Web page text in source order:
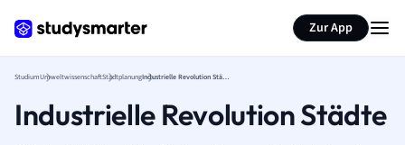
Zur App
StudiumUmweltwissenschaftStadtplanung Industrielle Revolution Städte
Industrielle Revolution Städte